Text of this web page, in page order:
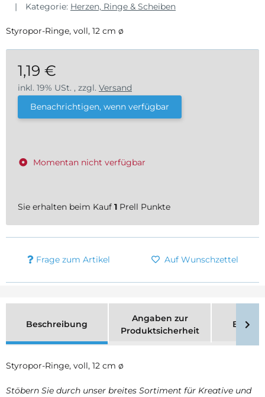
Kategorie: Herzen, Ringe & Scheiben
Styropor-Ringe, voll, 12 cm ø
1,19 €
inkl. 19% USt. , zzgl. Versand
Benachrichtigen, wenn verfügbar
Momentan nicht verfügbar
Sie erhalten beim Kauf 1 Prell Punkte
Frage zum Artikel Auf Wunschzettel
Beschreibung
Angaben zur
Produktsicherheit
Styropor-Ringe, voll, 12 cm ø
Stöbern Sie durch unser breites Sortiment für Kreative und